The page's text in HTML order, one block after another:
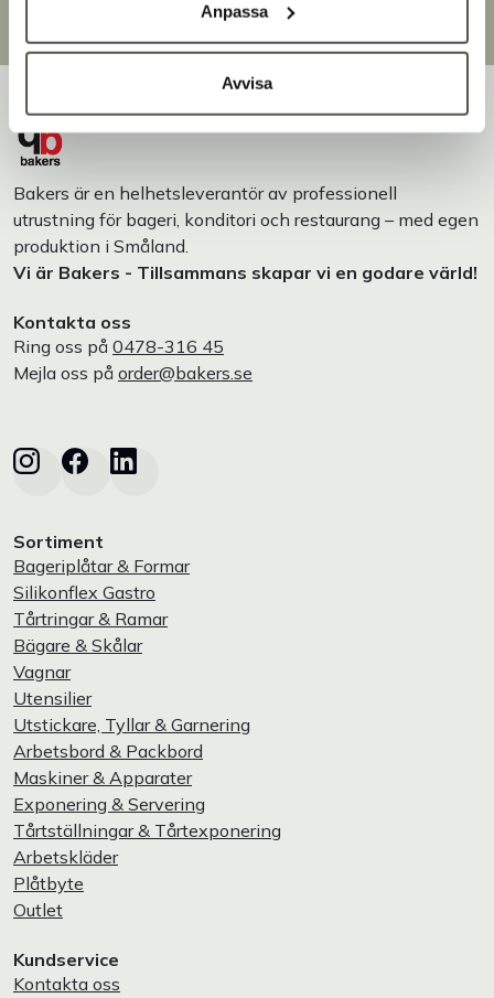
Anpassa
Avvisa
Designat och tillverkat i Småland
Bakers är en helhetsleverantör av professionell
utrustning för bageri, konditori och restaurang – med egen
produktion i Småland.
Vi är Bakers - Tillsammans skapar vi en godare värld!
Kontakta oss
Ring oss på 0478-316 45
Mejla oss på order@bakers.se
Sortiment
Bageriplåtar & Formar
Silikonflex Gastro
Tårtringar & Ramar
Bägare & Skålar
Vagnar
Utensilier
Utstickare, Tyllar & Garnering
Arbetsbord & Packbord
Maskiner & Apparater
Exponering & Servering
Tårtställningar & Tårtexponering
Arbetskläder
Plåtbyte
Outlet
Kundservice
Kontakta oss